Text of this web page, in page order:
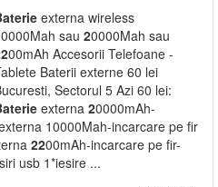
externa wireless
sau 20000Mah sau
200mAh Accesorii Telefoane -
Baterii externe 60 lei
Sectorul 5 Azi 60 lei:
externa 20000mAh-
10000Mah-incarcare pe fir
2200mAh-incarcare pe fir-
usb 1*iesire ...